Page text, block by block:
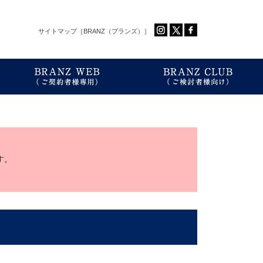
サイトマップ［BRANZ（ブランズ）］